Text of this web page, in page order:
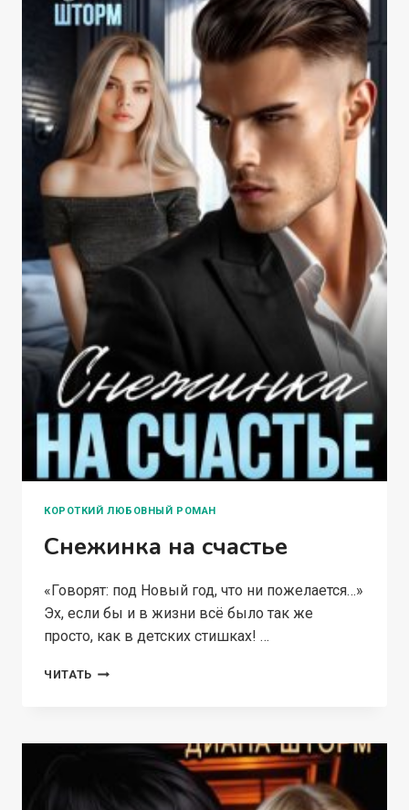
КОРОТКИЙ ЛЮБОВНЫЙ РОМАН
Снежинка на счастье
«Говорят: под Новый год, что ни пожелается…»
Эх, если бы и в жизни всё было так же
просто, как в детских стишках! …
ЧИТАТЬ СНЕЖИНКА